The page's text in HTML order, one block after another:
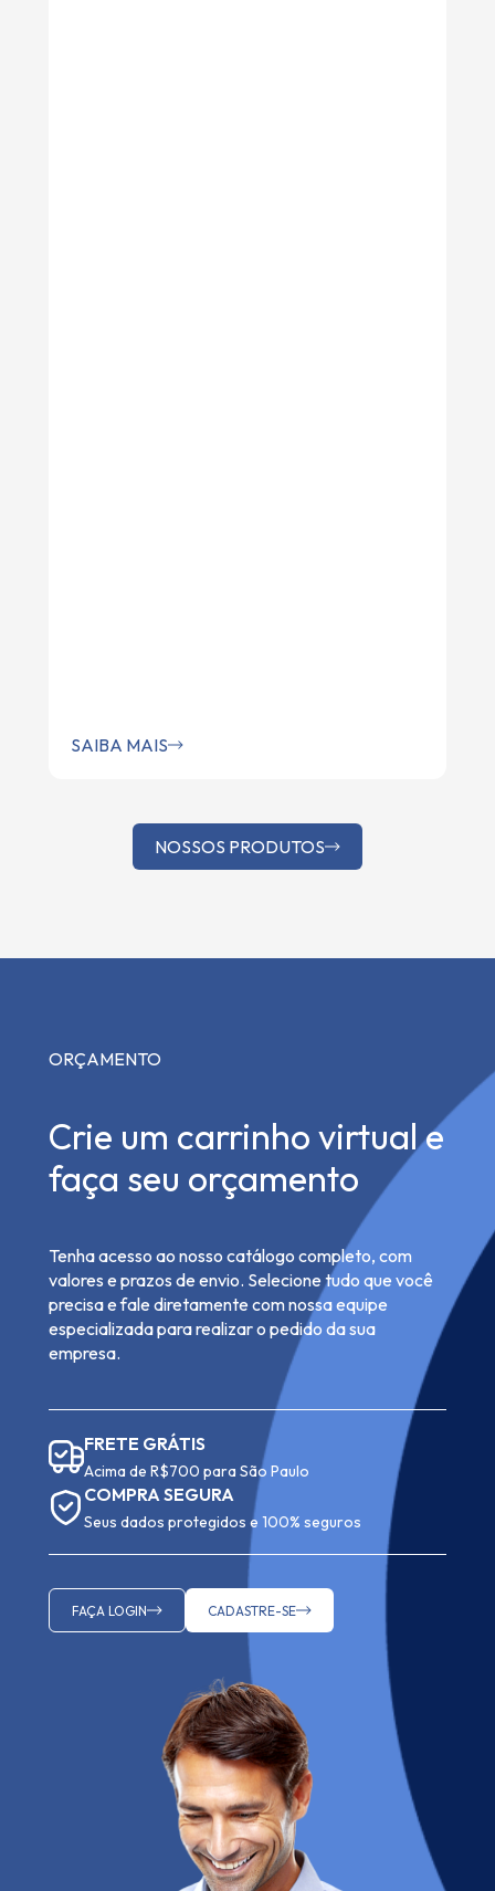
SAIBA MAIS
NOSSOS PRODUTOS
ORÇAMENTO
Crie um carrinho virtual e
faça seu orçamento
Tenha acesso ao nosso catálogo completo, com
valores e prazos de envio. Selecione tudo que você
precisa e fale diretamente com nossa equipe
especializada para realizar o pedido da sua
empresa.
FRETE GRÁTIS
Acima de R$700 para São Paulo
COMPRA SEGURA
Seus dados protegidos e 100% seguros
FAÇA LOGIN CADASTRE-SE